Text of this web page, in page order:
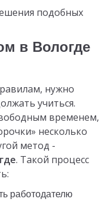
подобных
в Вологде
нужно
учиться.
временем,
несколько
метод -
. Такой процесс